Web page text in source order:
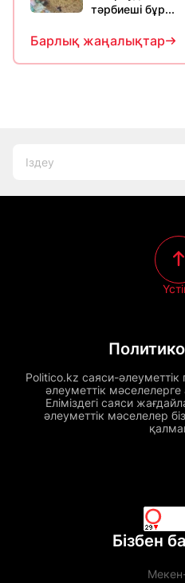
тәрбиеші бұр...
Барлық жаңалықтар
Politico.kz саяси-әлеуметтік
әлеуметтік
Еліміздегі саяси
әлеуметтік мәселелер
Бізбен